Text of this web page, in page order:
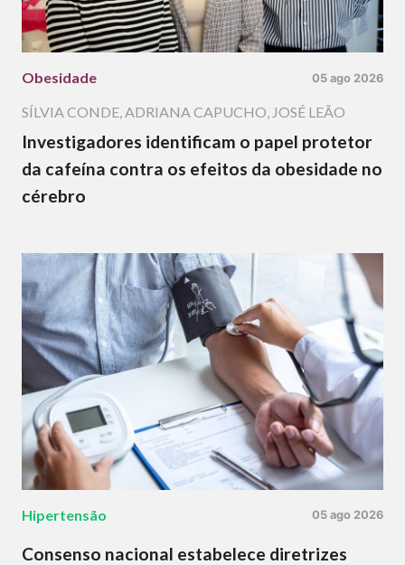
Obesidade 05 ago 2026
SÍLVIA CONDE,ADRIANA CAPUCHO, JOSÉ LEÃO
Investigadores identificam o papel protetor
da cafeína contra os efeitos da obesidade no
cérebro
Hipertensão 05 ago 2026
Consenso nacional estabelece diretrizes